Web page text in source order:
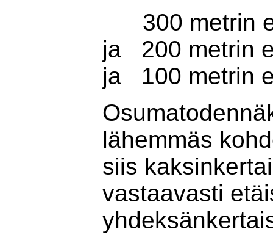
300 metrin
ja 200
ja 100
lähemmäs
siis
vastaavasti